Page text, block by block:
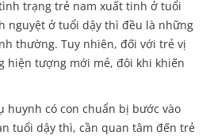
trạng trẻ nam xuất tinh ở tuổi
nguyệt ở tuổi dậy thì đều là những
thường. Tuy nhiên, đối với trẻ vị
hiện tượng mới mẻ, đôi khi khiến
huynh có con chuẩn bị bước vào
tuổi dậy thì, cần quan tâm đến trẻ